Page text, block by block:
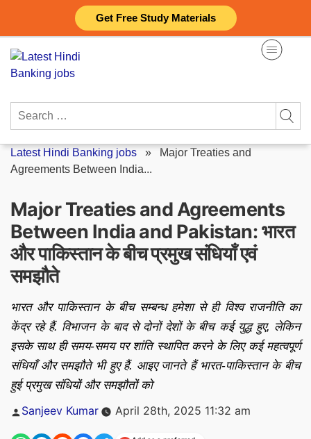
Get Free Study Materials
content
Search
Latest Hindi Banking jobs » Major Treaties and
Agreements Between India...
Major Treaties and Agreements
Between India and Pakistan: भारत
और पाकिस्तान के बीच प्रमुख संधियाँ एवं
समझौते
भारत और पाकिस्तान के बीच सम्बन्ध हमेशा से ही विश्व राजनीति का
केंद्र रहे हैं. विभाजन के बाद से दोनों देशों के बीच कई युद्ध हुए, लेकिन
इसके साथ ही समय-समय पर शांति स्थापित करने के लिए कई महत्वपूर्ण
संधियाँ और समझौते भी हुए हैं. आइए जानते हैं भारत-पाकिस्तान के बीच
हुई प्रमुख संधियों और समझौतों को
Posted
Sanjeev Kumar April 28th, 2025 11:32 am